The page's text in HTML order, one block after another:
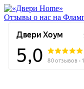
Отзывы о нас на